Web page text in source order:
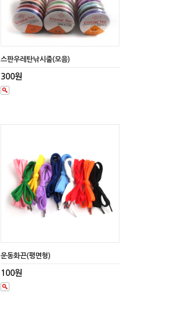
스판우레탄낚시줄(모음)
300원
운동화끈(평면형)
100원